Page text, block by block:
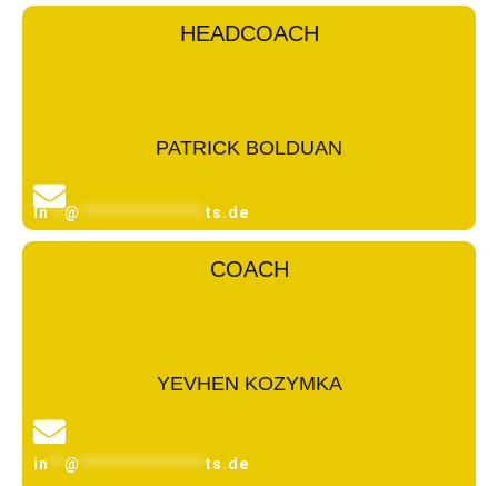
HEADCOACH
PATRICK BOLDUAN
In**@ **************** ts.de
COACH
YEVHEN KOZYMKA
in @ **************** ts.de